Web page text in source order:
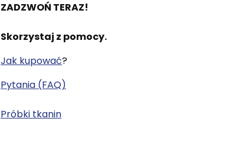
ZADZWOŃ TERAZ!
Skorzystaj z pomocy.
Jak kupować?
Pytania (FAQ)
Próbki tkanin